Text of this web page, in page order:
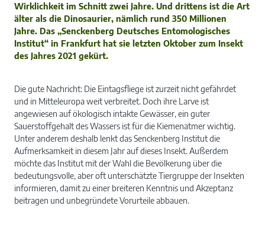
Wirklichkeit im Schnitt zwei Jahre. Und drittens ist die Art
älter als die Dinosaurier, nämlich rund 350 Millionen
Jahre. Das „Senckenberg Deutsches Entomologisches
Institut“ in Frankfurt hat sie letzten Oktober zum Insekt
des Jahres 2021 gekürt.
Die gute Nachricht: Die Eintagsfliege ist zurzeit nicht gefährdet
und in Mitteleuropa weit verbreitet. Doch ihre Larve ist
angewiesen auf ökologisch intakte Gewässer, ein guter
Sauerstoffgehalt des Wassers ist für die Kiemenatmer wichtig.
Unter anderem deshalb lenkt das Senckenberg Institut die
Aufmerksamkeit in diesem Jahr auf dieses Insekt. Außerdem
möchte das Institut mit der Wahl die Bevölkerung über die
bedeutungsvolle, aber oft unterschätzte Tiergruppe der Insekten
informieren, damit zu einer breiteren Kenntnis und Akzeptanz
beitragen und unbegründete Vorurteile abbauen.